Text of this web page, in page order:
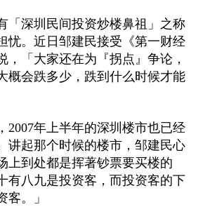
「深圳民间投资炒楼鼻祖」之称
忧。近日邹建民接受《第一财经
，「大家还在为『拐点』争论，
概会跌多少，跌到什么时候才能
2007年上半年的深圳楼市也已经
讲起那个时候的楼市，邹建民心
上到处都是挥著钞票要买楼的
有八九是投资客，而投资客的下
客。」